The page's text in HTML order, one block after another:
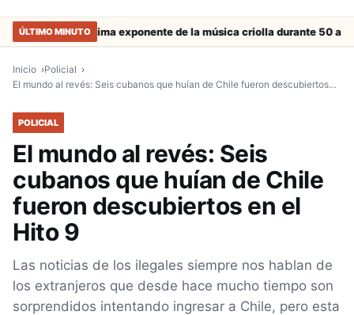
ÚLTIMO MINUTO
máxima exponente de la música criolla durante 50 años
Inicio
Policial
El mundo al revés: Seis cubanos que huían de Chile fueron descubiertos…
POLICIAL
El mundo al revés: Seis
cubanos que huían de Chile
fueron descubiertos en el
Hito 9
Las noticias de los ilegales siempre nos hablan de
los extranjeros que desde hace mucho tiempo son
sorprendidos intentando ingresar a Chile, pero esta